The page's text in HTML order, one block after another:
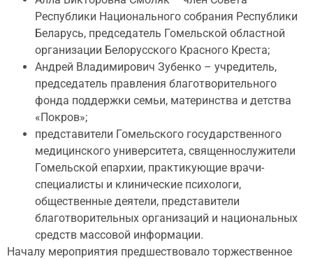
Республики Национального собрания Республики
Беларусь, председатель Гомельской областной
организации Белорусского Красного Креста;
Андрей Владимирович Зубенко – учредитель,
председатель правления благотворительного
фонда поддержки семьи, материнства и детства
«Покров»;
представители Гомельского государственного
медицинского университета, священнослужители
Гомельской епархии, практикующие врачи-
специалисты и клинические психологи,
общественные деятели, представители
благотворительных организаций и национальных
средств массовой информации.
Началу мероприятия предшествовало торжественное